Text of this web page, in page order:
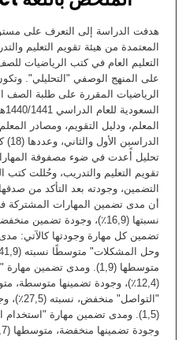
هدفت الدراسة إلى التعرف على
المعتمدة من هيئة تقويم التعليم
التعليم العام في كتب الرياضيات
على المنهج الوصفي "التحليلي".
الرياضيات المقررة على طلبة الصف
المعلم، ودليل التقويم، ومصادر
تحليل أًعدت في ضوء مصفوفة
تقويم التعليم والتدريب، وحُللت كتب
التضمين، وجودته بعد التأكد من
أن مدى تضمين المهارات المشتركة
تضمين كل مهارة وجودتها كالآتي:
متوسطها (1,9). ومدى تضمين